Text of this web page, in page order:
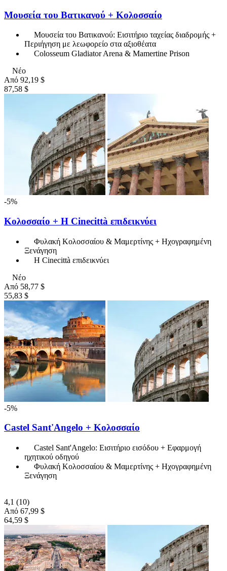
Μουσεία του Βατικανού + Κολοσσαίο
Μουσεία του Βατικανού: Εισιτήριο ταχείας διαδρομής +
Περιήγηση με λεωφορείο στα αξιοθέατα
Colosseum Gladiator Arena & Mamertine Prison
Νέο
Από 92,19 $
87,58 $
-5%
Κολοσσαίο + Η Cinecittà επιδεικνύει
Φυλακή Κολοσσαίου & Μαμερτίνης + Ηχογραφημένη
Ξενάγηση
Η Cinecittà επιδεικνύει
Νέο
Από 58,77 $
55,83 $
-5%
Castel Sant'Angelo + Κολοσσαίο
Castel Sant'Angelo: Εισιτήριο εισόδου + Εφαρμογή
ηχητικού οδηγού
Φυλακή Κολοσσαίου & Μαμερτίνης + Ηχογραφημένη
Ξενάγηση
4,1 (10)
Από 67,99 $
64,59 $